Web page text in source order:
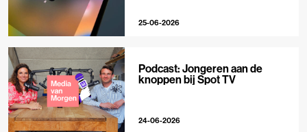
25-06-2026
Podcast: Jongeren aan de
knoppen bij Spot TV
24-06-2026